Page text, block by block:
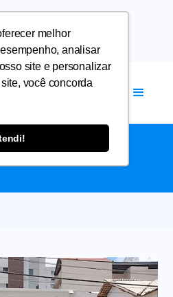
melhor
analisar
site e personalizar
você concorda